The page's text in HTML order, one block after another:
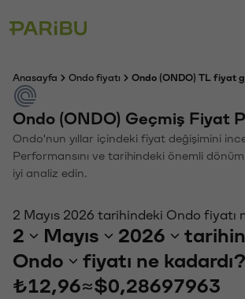
Anasayfa Ondo fiyatı Ondo (ONDO) TL fiyat
Ondo (ONDO) Geçmiş Fiyat
Ondo'nun yıllar içindeki fiyat değişimini
Performansını ve tarihindeki önemli
iyi analiz edin.
2 Mayıs 2026 tarihindeki Ondo fiyatı
2 Mayıs 2026
Ondo
fiyatı ne kadardı?
₺12,96≈$0,28697963